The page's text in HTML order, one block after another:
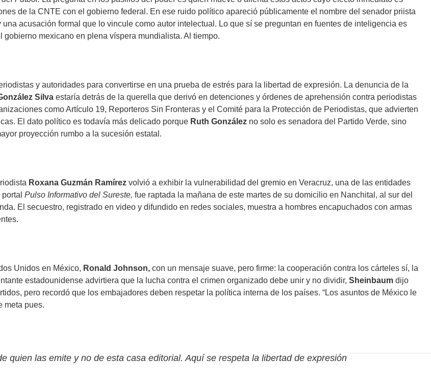
de la CNTE con el gobierno federal. En ese ruido político apareció públicamente el nombre del senador priista
acusación formal que lo vincule como autor intelectual. Lo que sí se preguntan en fuentes de inteligencia es
mexicano en plena víspera mundialista. Al tiempo.
y autoridades para convertirse en una prueba de estrés para la libertad de expresión. La denuncia de la
Silva estaría detrás de la querella que derivó en detenciones y órdenes de aprehensión contra periodistas
como Artículo 19, Reporteros Sin Fronteras y el Comité para la Protección de Periodistas, que advierten
El dato político es todavía más delicado porque Ruth González no solo es senadora del Partido Verde, sino
proyección rumbo a la sucesión estatal.
Roxana Guzmán Ramírez volvió a exhibir la vulnerabilidad del gremio en Veracruz, una de las entidades
Pulso Informativo del Sureste, fue raptada la mañana de este martes de su domicilio en Nanchital, al sur del
El secuestro, registrado en video y difundido en redes sociales, muestra a hombres encapuchados con armas
Unidos en México, Ronald Johnson, con un mensaje suave, pero firme: la cooperación contra los cárteles sí, la
estadounidense advirtiera que la lucha contra el crimen organizado debe unir y no dividir, Sheinbaum dijo
pero recordó que los embajadores deben respetar la política interna de los países. “Los asuntos de México le
meta pues.
quien las emite y no de esta casa editorial. Aquí se respeta la libertad de expresión